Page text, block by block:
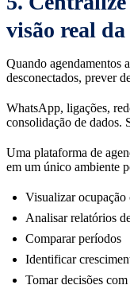
visão real
Quando agendamentos
desconectados, prever
WhatsApp, ligações,
consolidação de dados.
Uma plataforma de
em um único ambiente
Visualizar ocupação
Analisar relatórios
Comparar períodos
Identificar
Tomar decisões